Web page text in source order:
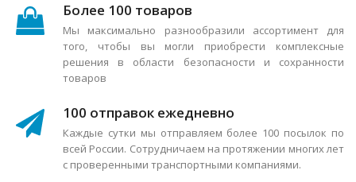
Более 100 товаров
Мы максимально разнообразили ассортимент для
того, чтобы вы могли приобрести комплексные
решения в области безопасности и сохранности
товаров
100 отправок ежедневно
Каждые сутки мы отправляем более 100 посылок по
всей России. Сотрудничаем на протяжении многих лет
с проверенными транспортными компаниями.